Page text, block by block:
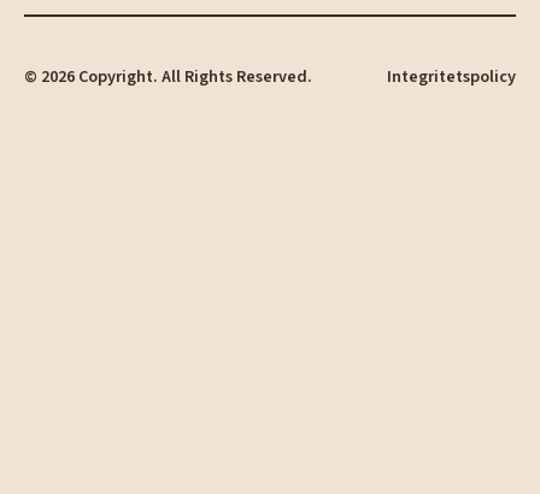
© 2026Copyright. All Rights Reserved. Integritetspolicy